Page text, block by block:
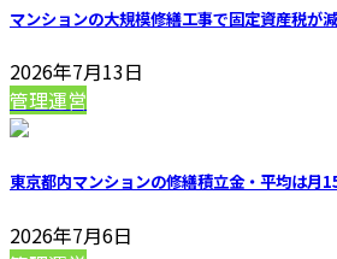
マンションの大規模修繕工事で固定資産税が
2026年7月13日
管理運営
東京都内マンションの修繕積立金・平均は月
2026年7月6日